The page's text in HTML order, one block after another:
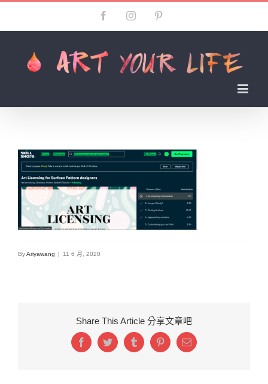
FacebookInstagram
ByAriyawang | 11 6 月, 2020
Share This Article 分享文章吧
FacebookTwitterTumblrPinterestEmail: